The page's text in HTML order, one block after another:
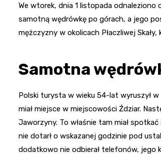
We wtorek, dnia 1 listopada odnaleziono
samotną wędrówkę po górach, a jego
mężczyzny w okolicach Płaczliwej
Samotna
Polski turysta w wieku 54-lat wyruszył
miał miejsce w miejscowości Ździar.
Jaworzyny. To właśnie tam miał
nie dotarł o wskazanej godzinie pod
dodatkowo nie odbierał telefonów, jego